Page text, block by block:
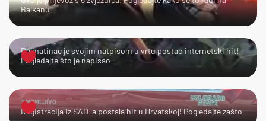
Balkanu
URNEBESNO
Dalmatinac je svojim natpisom u vrtu postao internetski hit!
Pogledajte što je napisao
ZANIMLJIVO
Registracija iz SAD-a postala hit u Hrvatskoj! Pogledajte zašto